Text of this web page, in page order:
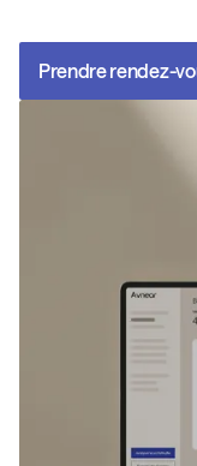
Prendre rendez-